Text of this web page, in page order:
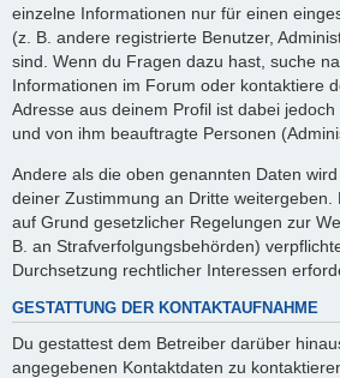
einzelne Informationen nur für einen
(z. B. andere registrierte Benutzer,
sind. Wenn du Fragen dazu hast, suche
Informationen im Forum oder kontaktiere
Adresse aus deinem Profil ist dabei
und von ihm beauftragte Personen
Andere als die oben genannten Daten
deiner Zustimmung an Dritte weitergeben.
auf Grund gesetzlicher Regelungen zur
B. an Strafverfolgungsbehörden)
Durchsetzung rechtlicher Interessen
GESTATTUNG DER KONTAKTAUFNAHME
Du gestattest dem Betreiber darüber
angegebenen Kontaktdaten zu